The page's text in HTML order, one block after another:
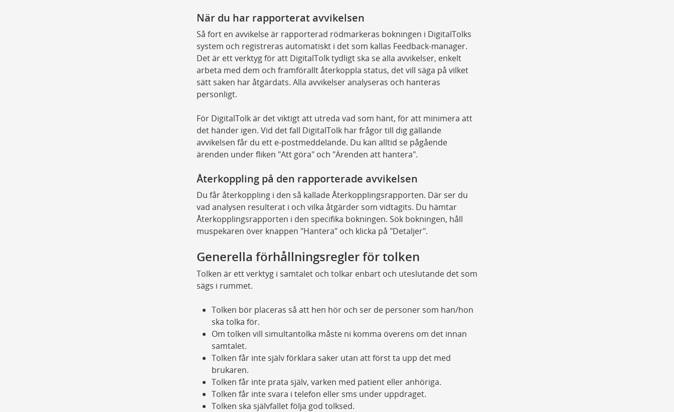
När du har rapporterat avvikelsen
Så fort en avvikelse är rapporterad rödmarkeras bokningen i DigitalTolks
system och registreras automatiskt i det som kallas Feedback-manager.
Det är ett verktyg för att DigitalTolk tydligt ska se alla avvikelser, enkelt
arbeta med dem och framförallt återkoppla status, det vill säga på vilket
sätt saken har åtgärdats. Alla avvikelser analyseras och hanteras
personligt.
För DigitalTolk är det viktigt att utreda vad som hänt, för att minimera att
det händer igen. Vid det fall DigitalTolk har frågor till dig gällande
avvikelsen får du ett e-postmeddelande. Du kan alltid se pågående
ärenden under fliken "Att göra" och "Ärenden att hantera".
Återkoppling på den rapporterade avvikelsen
Du får återkoppling i den så kallade Återkopplingsrapporten. Där ser du
vad analysen resulterat i och vilka åtgärder som vidtagits. Du hämtar
Återkopplingsrapporten i den specifika bokningen. Sök bokningen, håll
muspekaren över knappen "Hantera" och klicka på "Detaljer".
Generella förhållningsregler för tolken
Tolken är ett verktyg i samtalet och tolkar enbart och uteslutande det som
sägs i rummet.
Tolken bör placeras så att hen hör och ser de personer som han/hon
ska tolka för.
Om tolken vill simultantolka måste ni komma överens om det innan
samtalet.
Tolken får inte själv förklara saker utan att först ta upp det med
brukaren.
Tolken får inte prata själv, varken med patient eller anhöriga.
Tolken får inte svara i telefon eller sms under uppdraget.
Tolken ska självfallet följa god tolksed.